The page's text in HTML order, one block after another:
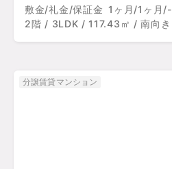
敷金/礼金/保証金 1ヶ月/1ヶ月/-
2階 / 3LDK / 117.43㎡ / 南向き
分譲賃貸マンション